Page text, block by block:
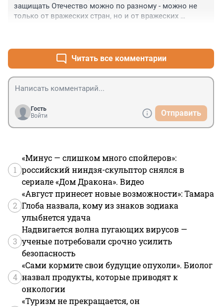
защищать Отечество можно по разному - можно не
только от вражеских стран, но и от вражеских
Читать все комментарии
Гость
Войти
Отправить
1
«Минус — слишком много спойлеров»:
российский ниндзя-скульптор снялся в
сериале «Дом Дракона». Видео
2
«Август принесет новые возможности»: Тамара
Глоба назвала, кому из знаков зодиака
улыбнется удача
3
Надвигается волна пугающих вирусов —
ученые потребовали срочно усилить
безопасность
4
«Сами кормите свои будущие опухоли». Биолог
назвал продукты, которые приводят к
онкологии
«Туризм не прекращается, он